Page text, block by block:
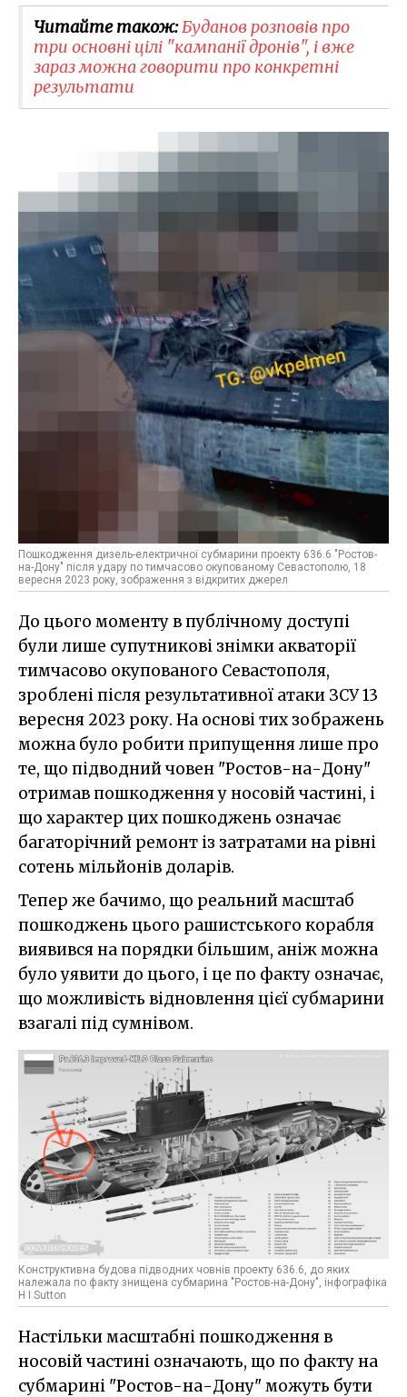
Читайте також:Буданов розповів про
три основні цілі "кампанії дронів", і вже
зараз можна говорити про конкретні
результати
Пошкодження дизель-електричної субмарини проекту 636.6 "Ростов-
на-Дону" після удару по тимчасово окупованому Севастополю, 18
вересня 2023 року, зображення з відкритих джерел
До цього моменту в публічному доступі
були лише супутникові знімки акваторії
тимчасово окупованого Севастополя,
зроблені після результативної атаки ЗСУ 13
вересня 2023 року. На основі тих зображень
можна було робити припущення лише про
те, що підводний човен "Ростов-на-Дону"
отримав пошкодження у носовій частині, і
що характер цих пошкоджень означає
багаторічний ремонт із затратами на рівні
сотень мільйонів доларів.
Тепер же бачимо, що реальний масштаб
пошкоджень цього рашистського корабля
виявився на порядки більшим, аніж можна
було уявити до цього, і це по факту означає,
що можливість відновлення цієї субмарини
взагалі під сумнівом.
Конструктивна будова підводних човнів проекту 636.6, до яких
належала по факту знищена субмарина "Ростов-на-Дону", інфографіка
H I Sutton
Настільки масштабні пошкодження в
носовій частині означають, що по факту на
субмарині "Ростов-на-Дону" можуть бути